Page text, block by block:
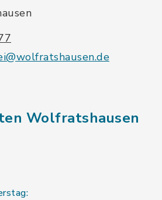
Wolfratshausen